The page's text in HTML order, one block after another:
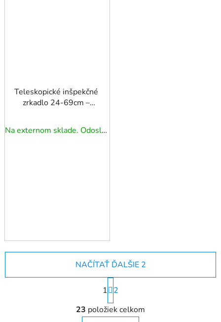
Teleskopické inšpekčné
zrkadlo 24-69cm –
Na externom sklade. Odoslanie 5 - 7 prac. dní.
O
v
NAČÍTAŤ ĎALŠIE 2
S
t
r
á
n
1
2
23 položiek celkom